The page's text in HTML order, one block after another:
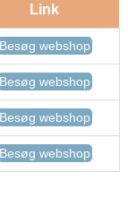
Link
Besøg webshop
Besøg webshop
Besøg webshop
Besøg webshop